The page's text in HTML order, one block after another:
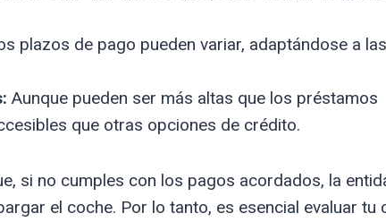
plazos de pago pueden variar, adaptándose a las
Aunque pueden ser más altas que los préstamos
que otras opciones de crédito.
si no cumples con los pagos acordados, la
el coche. Por lo tanto, es esencial evaluar tu